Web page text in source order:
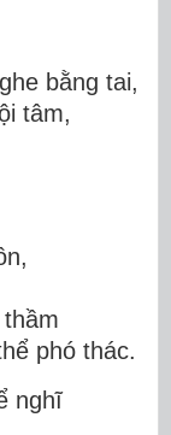
bằng tai,
tâm,
phó thác.
nghĩ